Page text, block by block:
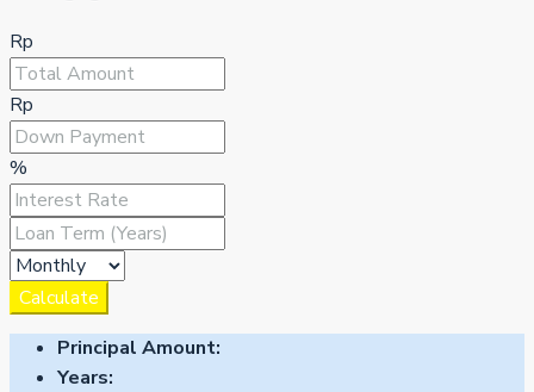
Rp
Rp
%
Calculate
Principal Amount:
Years: